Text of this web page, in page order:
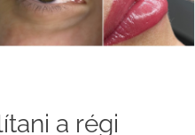
a régi